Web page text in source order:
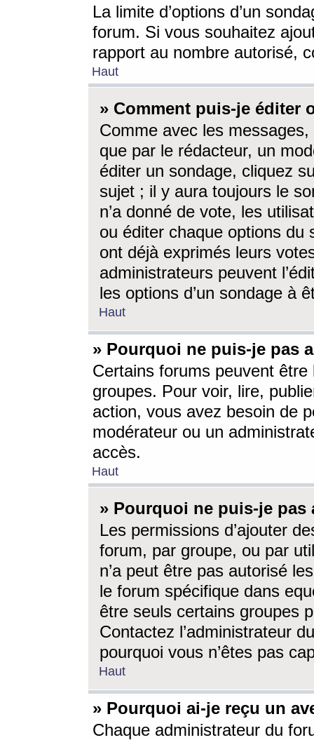
La limite d’options d’un
forum. Si vous souhaitez
rapport au nombre autorisé,
Haut
» Comment puis-je éditer
Comme avec les
que par le rédacteur, un
éditer un sondage, cliquez
sujet ; il y aura toujours le
n’a donné de vote, les
ou éditer chaque options du
ont déjà exprimés leurs
administrateurs peuvent
les options d’un sondage à
Haut
» Pourquoi ne puis-je pas
Certains forums peuvent être
groupes. Pour voir, lire,
action, vous avez besoin de
modérateur ou un
accès.
Haut
» Pourquoi ne puis-je
Les permissions d’ajouter
forum, par groupe, ou par
n’a peut être pas autorisé
le forum spécifique dans
être seuls certains groupes
Contactez l’administrateur
pourquoi vous n’êtes pas
Haut
» Pourquoi ai-je reçu un
Chaque administrateur du